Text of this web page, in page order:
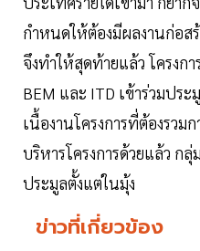
กำหนดให้ต้องมีผลงานก่อส
จึงทำให้สุดท้ายแล้ว โครงก
BEM และ ITD เข้าร่วมปร
เนื้องานโครงการที่ต้องรว
บริหารโครงการด้วยแล้ว ก
ประมูลตั้งแต่ในมุ้ง
ข่าวที่เกี่ยวข้อง